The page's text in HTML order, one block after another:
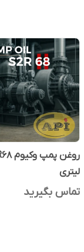
لیتری
تماس بگیرید